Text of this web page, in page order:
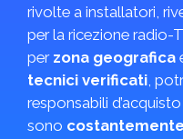
rivolte a installatori,
per la ricezione radio-
per zona geografica
tecnici verificati,
responsabili
sono